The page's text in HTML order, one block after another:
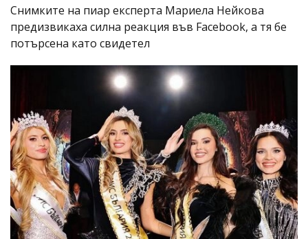
Снимките на пиар експерта Мариела Нейкова
предизвикаха силна реакция във Facebook, а тя бе
потърсена като свидетел